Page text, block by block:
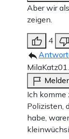
Aber wir
zeigen.
4
MilaKatz
Ich komme
Polizisten,
habe,